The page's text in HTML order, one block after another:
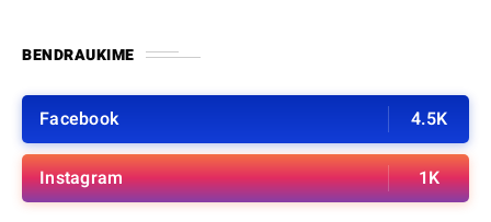
BENDRAUKIME
Facebook 4.5K
Instagram 1K